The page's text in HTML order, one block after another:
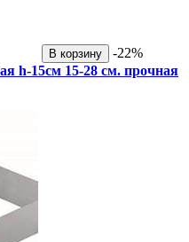
В корзину
-22%
h-15см 15-28 см. прочная